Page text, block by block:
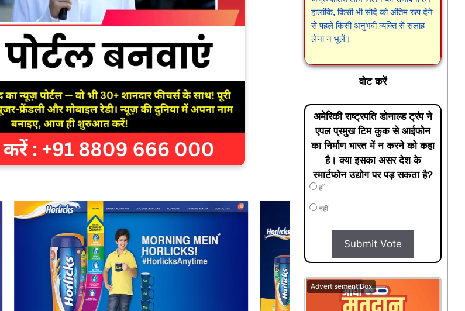
हालांकि, किसी भी सौदे को अंतिम रूप देने
से पहले किसी अनुभवी व्यक्ति से सलाह
लेना न भूलें।
वोट करें
अमेरिकी राष्ट्रपति डोनाल्ड ट्रंप ने
एपल प्रमुख टिम कुक से आईफोन
का निर्माण भारत में न करने को कहा
है। क्या इसका असर देश के
स्मार्टफोन उद्योग पर पड़ सकता है?
हाँ
नहीं
Submit Vote
Advertisement Box